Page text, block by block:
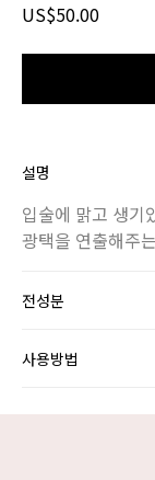
US$50.00
설명
입술에 맑고 생기
광택을 연출해주
전성분
사용방법